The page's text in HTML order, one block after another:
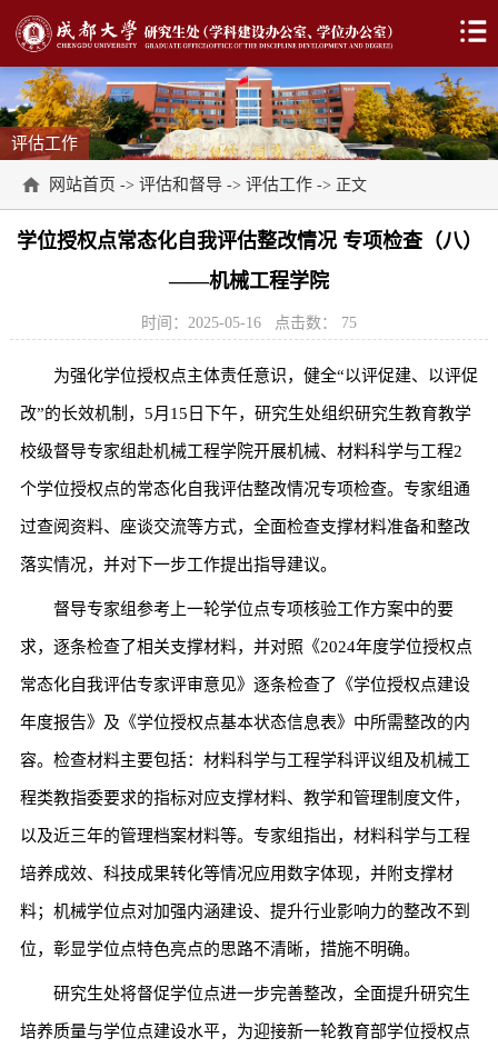
评估工作
网站首页 -> 评估和督导 -> 评估工作 -> 正文
学位授权点常态化自我评估整改情况 专项检查（八）
——机械工程学院
时间：2025-05-16 点击数： 75
为强化学位授权点主体责任意识，健全“以评促建、以评促
改”的长效机制，5月15日下午，研究生处组织研究生教育教学
校级督导专家组赴机械工程学院开展机械、材料科学与工程2
个学位授权点的常态化自我评估整改情况专项检查。专家组通
过查阅资料、座谈交流等方式，全面检查支撑材料准备和整改
落实情况，并对下一步工作提出指导建议。
督导专家组参考上一轮学位点专项核验工作方案中的要
求，逐条检查了相关支撑材料，并对照《2024年度学位授权点
常态化自我评估专家评审意见》逐条检查了《学位授权点建设
年度报告》及《学位授权点基本状态信息表》中所需整改的内
容。检查材料主要包括：材料科学与工程学科评议组及机械工
程类教指委要求的指标对应支撑材料、教学和管理制度文件，
以及近三年的管理档案材料等。专家组指出，材料科学与工程
培养成效、科技成果转化等情况应用数字体现，并附支撑材
料；机械学位点对加强内涵建设、提升行业影响力的整改不到
位，彰显学位点特色亮点的思路不清晰，措施不明确。
研究生处将督促学位点进一步完善整改，全面提升研究生
培养质量与学位点建设水平，为迎接新一轮教育部学位授权点